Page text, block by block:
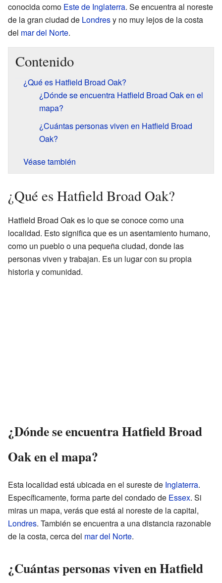
conocida como Este de Inglaterra. Se encuentra al noreste
de la gran ciudad de Londresy no muy lejos de la costa
del mar del Norte.
Contenido
¿Qué es Hatfield Broad Oak?
¿Dónde se encuentra Hatfield Broad Oak en el
mapa?
¿Cuántas personas viven en Hatfield Broad
Oak?
Véase también
¿Qué es Hatfield Broad Oak?
Hatfield Broad Oak es lo que se conoce como una
localidad. Esto significa que es un asentamiento humano,
como un pueblo o una pequeña ciudad, donde las
personas viven y trabajan. Es un lugar con su propia
historia y comunidad.
¿Dónde se encuentra Hatfield Broad
Oak en el mapa?
Esta localidad está ubicada en el sureste de Inglaterra.
Específicamente, forma parte del condado de Essex. Si
miras un mapa, verás que está al noreste de la capital,
Londres. También se encuentra a una distancia razonable
de la costa, cerca del mar del Norte.
¿Cuántas personas viven en Hatfield